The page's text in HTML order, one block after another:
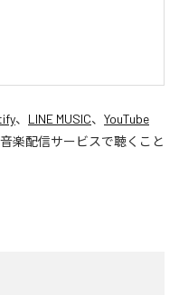
、 LINE MUSIC、 YouTube
楽配信サービスで聴くこと